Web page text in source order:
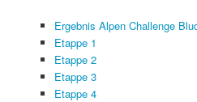
Ergebnis Alpen Challenge
Etappe 1
Etappe 2
Etappe 3
Etappe 4